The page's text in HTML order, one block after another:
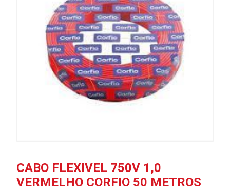
CABO FLEXIVEL 750V 1,0
VERMELHO CORFIO 50 METROS